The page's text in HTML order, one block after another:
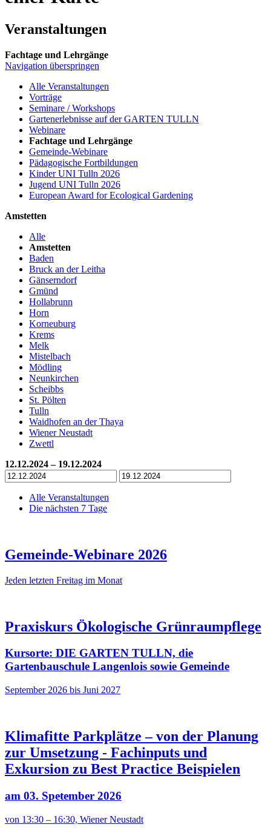
Veranstaltungen
Fachtage und Lehrgänge
Navigation überspringen
Alle Veranstaltungen
Vorträge
Seminare / Workshops
Gartenerlebnisse auf der GARTEN TULLN
Webinare
Fachtage und Lehrgänge
Gemeinde-Webinare
Pädagogische Fortbildungen
Kinder UNI Tulln 2026
Jugend UNI Tulln 2026
European Award for Ecological Gardening
Amstetten
Alle
Amstetten
Baden
Bruck an der Leitha
Gänserndorf
Gmünd
Hollabrunn
Horn
Korneuburg
Krems
Melk
Mistelbach
Mödling
Neunkirchen
Scheibbs
St. Pölten
Tulln
Waidhofen an der Thaya
Wiener Neustadt
Zwettl
12.12.2024 – 19.12.2024
Alle Veranstaltungen
Die nächsten 7 Tage
Gemeinde-Webinare 2026
Jeden letzten Freitag im Monat
Praxiskurs Ökologische Grünraumpflege
Kursorte: DIE GARTEN TULLN, die
Gartenbauschule Langenlois sowie Gemeinde
September 2026 bis Juni 2027
Klimafitte Parkplätze – von der Planung
zur Umsetzung - Fachinputs und
Exkursion zu Best Practice Beispielen
am 03. Spetember 2026
von 13:30 – 16:30, Wiener Neustadt